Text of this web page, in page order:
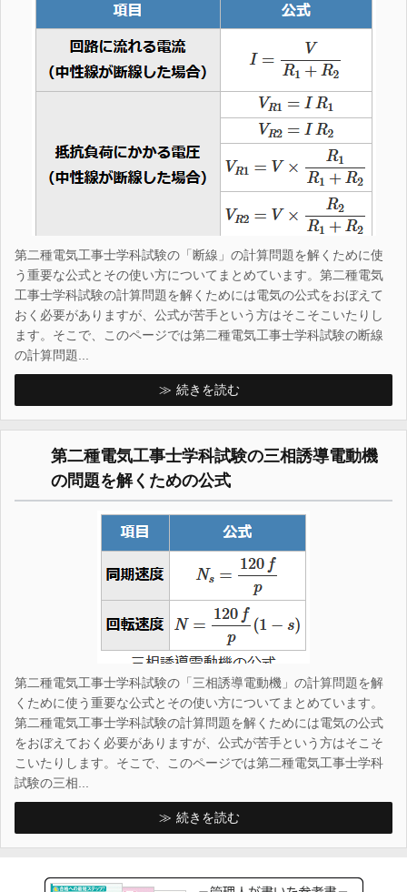
第二種電気工事士学科試験の「断線」の計算問題を解くために使
う重要な公式とその使い方についてまとめています。第二種電気
工事士学科試験の計算問題を解くためには電気の公式をおぼえて
おく必要がありますが、公式が苦手という方はそこそこいたりし
ます。そこで、このページでは第二種電気工事士学科試験の断線
の計算問題...
続きを読む
第二種電気工事士学科試験の三相誘導電動機
の問題を解くための公式
第二種電気工事士学科試験の「三相誘導電動機」の計算問題を解
くために使う重要な公式とその使い方についてまとめています。
第二種電気工事士学科試験の計算問題を解くためには電気の公式
をおぼえておく必要がありますが、公式が苦手という方はそこそ
こいたりします。そこで、このページでは第二種電気工事士学科
試験の三相...
続きを読む